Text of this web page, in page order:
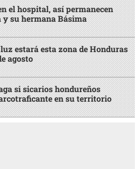
el hospital, así permanecen
y su hermana Básima
estará esta zona de Honduras
agosto
si sicarios hondureños
en su territorio